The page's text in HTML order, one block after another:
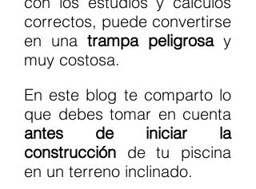
correctos, puede convertirse
en una trampa peligrosa y
muy costosa.
En este blog te comparto lo
antes de iniciar la
construcción de tu piscina
en un terreno inclinado.